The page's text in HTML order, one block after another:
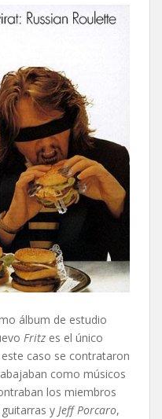
álbum de estudio
Fritz es el único
caso se contrataron
como músicos
los miembros
y Jeff Porcaro,